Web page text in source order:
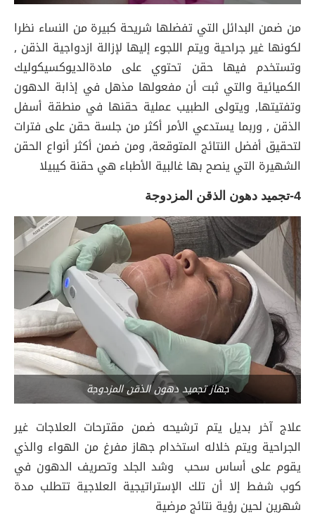
من ضمن البدائل التي تفضلها شريحة كبيرة من النساء نظرا
لكونها غير جراحية ويتم اللجوء إليها لإزالة ازدواجية الذقن ,
وتستخدم فيها حقن تحتوي على مادةالديوكسيكوليك
الكميائية والتي ثبت أن مفعولها مذهل في إذابة الدهون
وتفتيتها, ويتولى الطبيب عملية حقنها في منطقة أسفل
الذقن , وربما يستدعي الأمر أكثر من جلسة حقن على فترات
لتحقيق أفضل النتائج المتوقعة, ومن ضمن أكثر أنواع الحقن
الشهيرة التي ينصح بها غالبية الأطباء هي حقنة كيبيلا
4-تجميد دهون الذقن المزدوجة
جهاز تجميد دهون الذقن المزدوجة
علاج آخر بديل يتم ترشيحه ضمن مقترحات العلاجات غير
الجراحية ويتم خلاله استخدام جهاز مفرغ من الهواء والذي
يقوم على أساس سحب وشد الجلد وتصريف الدهون في
كوب شفط إلا أن تلك الإستراتيجية العلاجية تتطلب مدة
شهرين لحين رؤية نتائج مرضية